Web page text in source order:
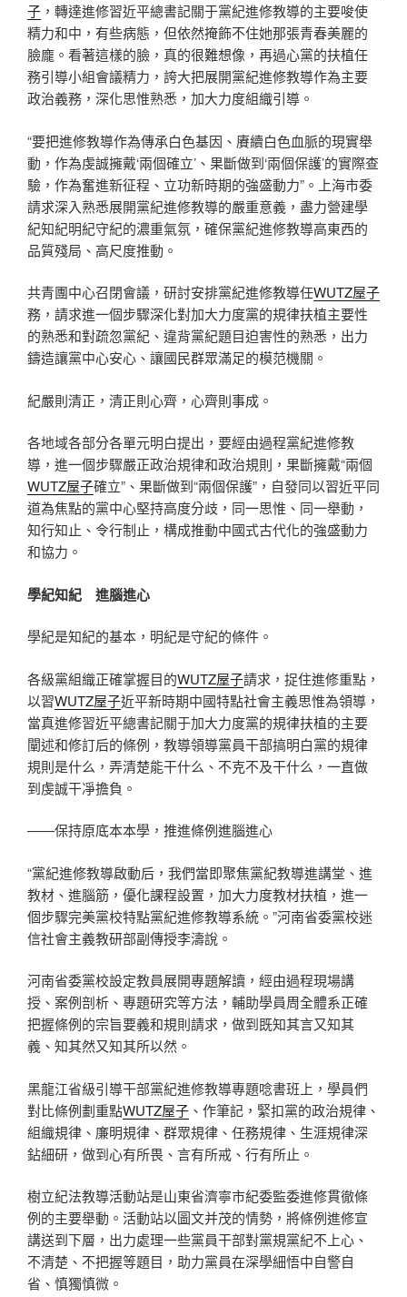
子 ，轉達進修習近平總書記關于黨紀進修教導的主要唆使
精力和中，有些病態，但依然掩飾不住她那張青春美麗的
臉龐。看著這樣的臉，真的很難想像，再過心黨的扶植任
務引導小組會議精力，誇大把展開黨紀進修教導作為主要
政治義務，深化思惟熟悉，加大力度組織引導。
“要把進修教導作為傳承白色基因、賡續白色血脈的現實舉
動，作為虔誠擁戴‘兩個確立’、果斷做到‘兩個保護’的實際查
驗，作為奮進新征程、立功新時期的強盛動力”。上海市委
請求深入熟悉展開黨紀進修教導的嚴重意義，盡力營建學
紀知紀明紀守紀的濃重氣氛，確保黨紀進修教導高東西的
品質殘局、高尺度推動。
共青團中心召閉會議，研討安排黨紀進修教導任WUTZ屋子
務，請求進一個步驟深化對加大力度黨的規律扶植主要性
的熟悉和對疏忽黨紀、違背黨紀題目迫害性的熟悉，出力
鑄造讓黨中心安心、讓國民群眾滿足的模范機關。
紀嚴則清正，清正則心齊，心齊則事成。
各地域各部分各單元明白提出，要經由過程黨紀進修教
導，進一個步驟嚴正政治規律和政治規則，果斷擁戴“兩個
WUTZ屋子確立”、果斷做到“兩個保護”，自發同以習近平同
道為焦點的黨中心堅持高度分歧，同一思惟、同一舉動，
知行知止、令行制止，構成推動中國式古代化的強盛動力
和協力。
學紀知紀 進腦進心
學紀是知紀的基本，明紀是守紀的條件。
各級黨組織正確掌握目的WUTZ屋子請求，捉住進修重點，
以習WUTZ屋子近平新時期中國特點社會主義思惟為領導，
當真進修習近平總書記關于加大力度黨的規律扶植的主要
闡述和修訂后的條例，教導領導黨員干部搞明白黨的規律
規則是什么，弄清楚能干什么、不克不及干什么，一直做
到虔誠干凈擔負。
——保持原底本本學，推進條例進腦進心
“黨紀進修教導啟動后，我們當即聚焦黨紀教導進講堂、進
教材、進腦筋，優化課程設置，加大力度教材扶植，進一
個步驟完美黨校特點黨紀進修教導系統。”河南省委黨校迷
信社會主義教研部副傳授李濤說。
河南省委黨校設定教員展開專題解讀，經由過程現場講
授、案例剖析、專題研究等方法，輔助學員周全體系正確
把握條例的宗旨要義和規則請求，做到既知其言又知其
義、知其然又知其所以然。
黑龍江省級引導干部黨紀進修教導專題唸書班上，學員們
對比條例劃重點WUTZ屋子 、作筆記，緊扣黨的政治規律、
組織規律、廉明規律、群眾規律、任務規律、生涯規律深
鉆細研，做到心有所畏、言有所戒、行有所止。
樹立紀法教導活動站是山東省濟寧市紀委監委進修貫徹條
例的主要舉動。活動站以圖文并茂的情勢，將條例進修宣
講送到下層，出力處理一些黨員干部對黨規黨紀不上心、
不清楚、不把握等題目，助力黨員在深學細悟中自警自
省、慎獨慎微。